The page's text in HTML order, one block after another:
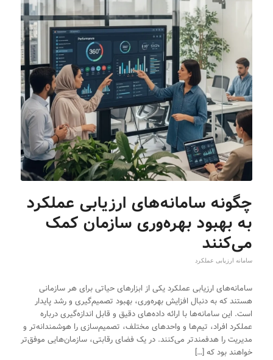
چگونه سامانه‌های ارزیابی عملکرد
به بهبود بهره‌وری سازمان کمک
می‌کنند
سامانه ارزیابی عملکرد
سامانه‌های ارزیابی عملکرد یکی از ابزارهای حیاتی برای هر سازمانی
هستند که به دنبال افزایش بهره‌وری، بهبود تصمیم‌گیری و رشد پایدار
است. این سامانه‌ها با ارائه داده‌های دقیق و قابل اندازه‌گیری درباره
عملکرد افراد، تیم‌ها و واحدهای مختلف، تصمیم‌سازی را هوشمندانه‌تر و
مدیریت را هدفمندتر می‌کنند. در یک فضای رقابتی، سازمان‌هایی موفق‌تر
خواهند بود که […]